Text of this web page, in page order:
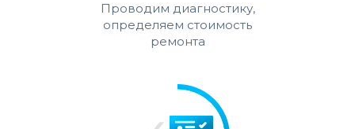
Проводим диагностику,
определяем стоимость
ремонта